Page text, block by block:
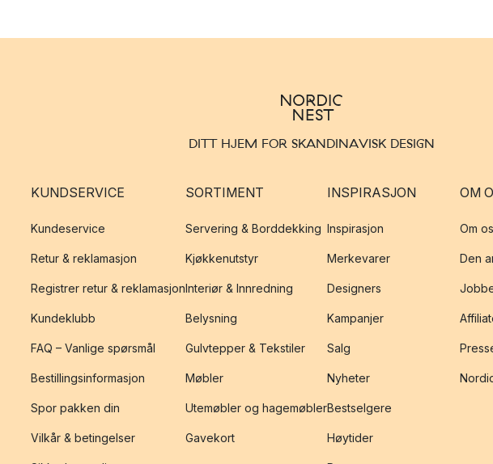
DITT HJEM FOR SKANDINAVISK DESIGN
KUNDSERVICE
Kundeservice
Retur & reklamasjon
Registrer retur & reklamasjon
Kundeklubb
FAQ – Vanlige spørsmål
Bestillingsinformasjon
Spor pakken din
Vilkår & betingelser
SORTIMENT
Servering & Borddekking
Kjøkkenutstyr
Interiør & Innredning
Belysning
Gulvtepper & Tekstiler
Møbler
Utemøbler og hagemøbler
Gavekort
INSPIRASJON
Inspirasjon
Merkevarer
Designers
Kampanjer
Salg
Nyheter
Bestselgere
Høytider
OM
Om
Den